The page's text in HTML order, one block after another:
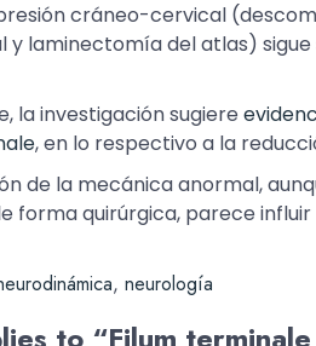
cráneo-cervical
y laminectomía del atlas)
la investigación sugiere
, en lo respectivo a la
de la mecánica anormal,
forma quirúrgica, parece
, neurología